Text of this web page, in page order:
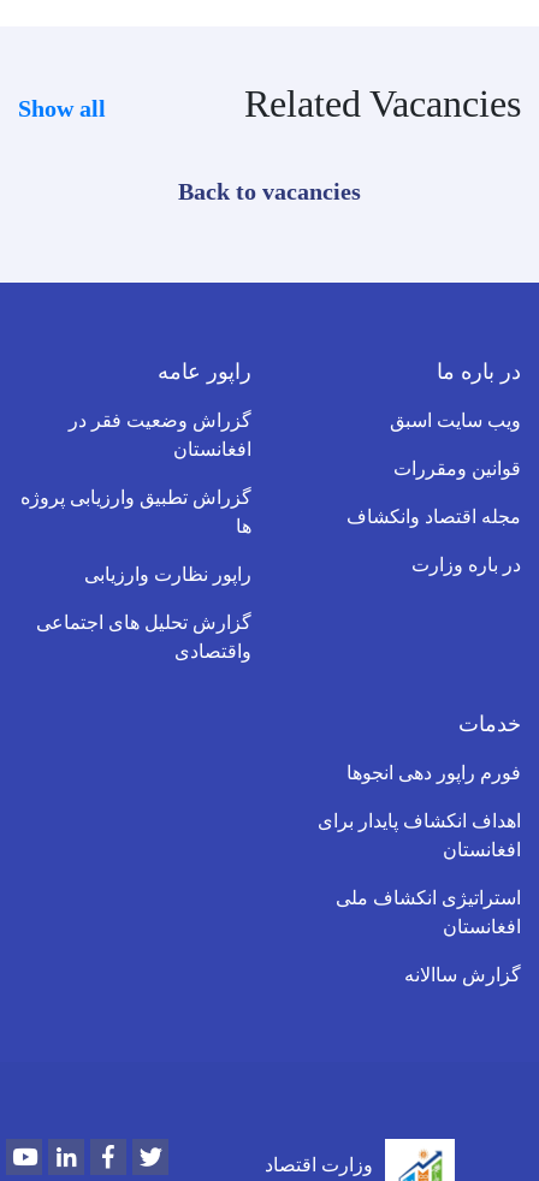
Related Vacancies
Show all
Back to vacancies
در باره ما
ویب سایت اسبق
قوانین ومقررات
مجله اقتصاد وانکشاف
در باره وزارت
راپور عامه
گزراش وضعیت فقر در
افغانستان
گزراش تطبیق وارزیابی پروژه
ها
راپور نظارت وارزیابی
گزارش تحلیل های اجتماعی
واقتصادی
خدمات
فورم راپور دهی انجوها
اهداف انکشاف پایدار برای
افغانستان
استراتیژی انکشاف ملی
افغانستان
گزارش ساالانه
وزارت اقتصاد
YoutubeLinkedInFacebook